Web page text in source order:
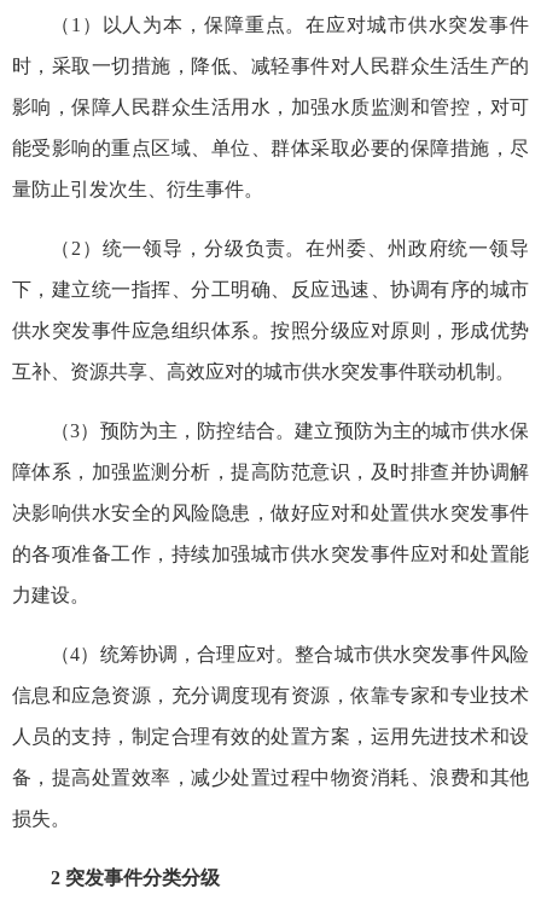
（1）以人为本，保障重点。在应对城市供水突发事件
时，采取一切措施，降低、减轻事件对人民群众生活生产的
影响，保障人民群众生活用水，加强水质监测和管控，对可
能受影响的重点区域、单位、群体采取必要的保障措施，尽
量防止引发次生、衍生事件。
（2）统一领导，分级负责。在州委、州政府统一领导
下，建立统一指挥、分工明确、反应迅速、协调有序的城市
供水突发事件应急组织体系。按照分级应对原则，形成优势
互补、资源共享、高效应对的城市供水突发事件联动机制。
（3）预防为主，防控结合。建立预防为主的城市供水保
障体系，加强监测分析，提高防范意识，及时排查并协调解
决影响供水安全的风险隐患，做好应对和处置供水突发事件
的各项准备工作，持续加强城市供水突发事件应对和处置能
力建设。
（4）统筹协调，合理应对。整合城市供水突发事件风险
信息和应急资源，充分调度现有资源，依靠专家和专业技术
人员的支持，制定合理有效的处置方案，运用先进技术和设
备，提高处置效率，减少处置过程中物资消耗、浪费和其他
损失。
2 突发事件分类分级